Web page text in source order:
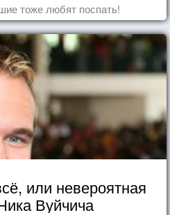
тоже любят поспать!
или невероятная
Вуйчича